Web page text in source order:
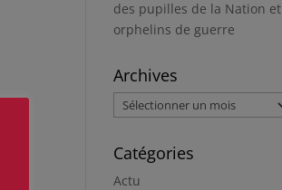
des pupilles de la Nation et
orphelins de guerre
Archives
Archives
Catégories
Actu